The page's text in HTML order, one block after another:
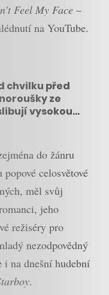
Feel My Face –
na YouTube.
chvilku před
ze
vysokou
do žánru
celosvětové
měl svůj
jeho
režiséry pro
nezodpovědný
i na dnešní hudební
.